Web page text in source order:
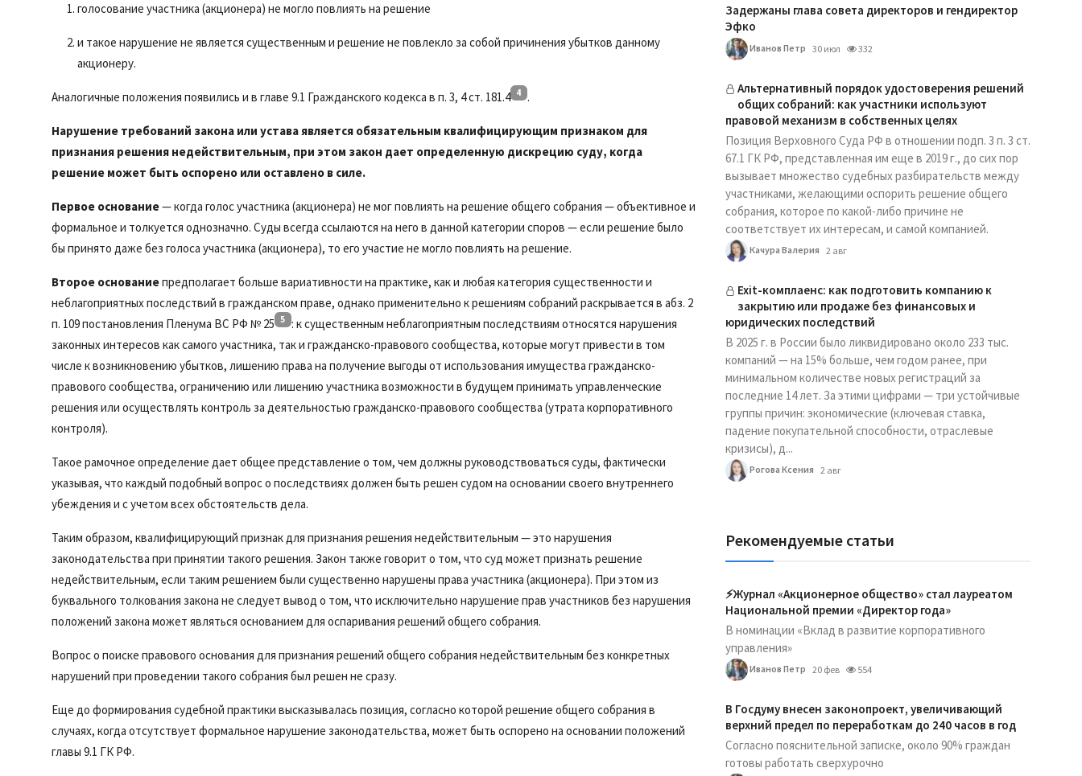
голосование участника (акционера) не могло повлиять на решение
и такое нарушение не является существенным и решение не повлекло за собой причинения убытков данному
акционеру.
Аналогичные положения появились и в главе 9.1 Гражданского кодекса в п. 3, 4 ст. 181.4 4 .
Нарушение требований закона или устава является обязательным квалифицирующим признаком для
признания решения недействительным, при этом закон дает определенную дискрецию суду, когда
решение может быть оспорено или оставлено в силе.
Первое основание— когда голос участника (акционера) не мог повлиять на решение общего собрания — объективное и
формальное и толкуется однозначно. Суды всегда ссылаются на него в данной категории споров — если решение было
бы принято даже без голоса участника (акционера), то его участие не могло повлиять на решение.
Второе основаниепредполагает больше вариативности на практике, как и любая категория существенности и
неблагоприятных последствий в гражданском праве, однако применительно к решениям собраний раскрывается в абз. 2
п. 109 постановления Пленума ВС РФ № 25 5 : к существенным неблагоприятным последствиям относятся нарушения
законных интересов как самого участника, так и гражданско-правового сообщества, которые могут привести в том
числе к возникновению убытков, лишению права на получение выгоды от использования имущества гражданско-
правового сообщества, ограничению или лишению участника возможности в будущем принимать управленческие
решения или осуществлять контроль за деятельностью гражданско-правового сообщества (утрата корпоративного
контроля).
Такое рамочное определение дает общее представление о том, чем должны руководствоваться суды, фактически
указывая, что каждый подобный вопрос о последствиях должен быть решен судом на основании своего внутреннего
убеждения и с учетом всех обстоятельств дела.
Таким образом, квалифицирующий признак для признания решения недействительным — это нарушения
законодательства при принятии такого решения. Закон также говорит о том, что суд может признать решение
недействительным, если таким решением были существенно нарушены права участника (акционера). При этом из
буквального толкования закона не следует вывод о том, что исключительно нарушение прав участников без нарушения
положений закона может являться основанием для оспаривания решений общего собрания.
Вопрос о поиске правового основания для признания решений общего собрания недействительным без конкретных
нарушений при проведении такого собрания был решен не сразу.
Еще до формирования судебной практики высказывалась позиция, согласно которой решение общего собрания в
случаях, когда отсутствует формальное нарушение законодательства, может быть оспорено на основании положений
главы 9.1 ГК РФ.
Задержаны глава совета директоров и гендиректор
Эфко
Иванов Петр 30 июл 332
Альтернативный порядок удостоверения решений
общих собраний: как участники используют
правовой механизм в собственных целях
Позиция Верховного Суда РФ в отношении подп. 3 п. 3 ст.
67.1 ГК РФ, представленная им еще в 2019 г., до сих пор
вызывает множество судебных разбирательств между
участниками, желающими оспорить решение общего
собрания, которое по какой-либо причине не
соответствует их интересам, и самой компанией.
Качура Валерия 2 авг
Exit-комплаенс: как подготовить компанию к
закрытию или продаже без финансовых и
юридических последствий
В 2025 г. в России было ликвидировано около 233 тыс.
компаний — на 15% больше, чем годом ранее, при
минимальном количестве новых регистраций за
последние 14 лет. За этими цифрами — три устойчивые
группы причин: экономические (ключевая ставка,
падение покупательной способности, отраслевые
кризисы), д...
Рогова Ксения 2 авг
Рекомендуемые статьи
⚡️Журнал «Акционерное общество» стал лауреатом
Национальной премии «Директор года»
В номинации «Вклад в развитие корпоративного
управления»
Иванов Петр 20 фев 554
В Госдуму внесен законопроект, увеличивающий
верхний предел по переработкам до 240 часов в год
Согласно пояснительной записке, около 90% граждан
готовы работать сверхурочно